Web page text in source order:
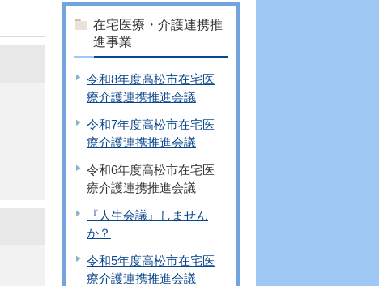
在宅医療・介護連携推
進事業
令和8年度高松市在宅医
療介護連携推進会議
令和7年度高松市在宅医
療介護連携推進会議
令和6年度高松市在宅医
療介護連携推進会議
『人生会議』しません
か？
令和5年度高松市在宅医
療介護連携推進会議